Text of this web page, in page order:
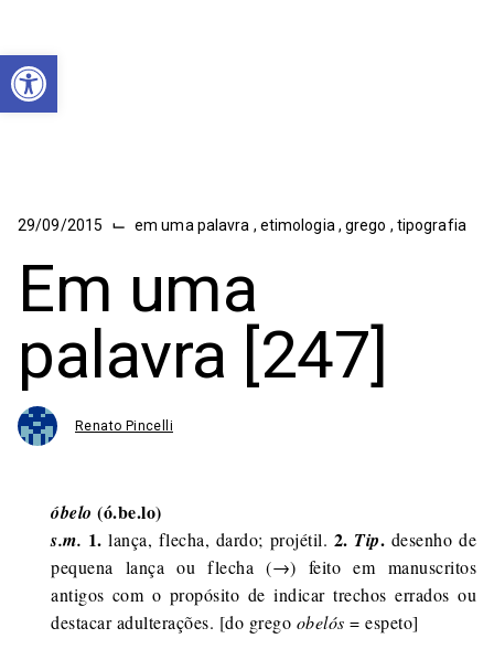
Abrir a barra de ferramentas
29/09/2015 ⌙ em uma palavra , etimologia ,grego , tipografia
Em uma
palavra [247]
Renato Pincelli
óbelo (ó.be.lo)
s.m. 1. lança, flecha, dardo; projétil. 2. Tip. desenho de
pequena lança ou flecha (→) feito em manuscritos
antigos com o propósito de indicar trechos errados ou
destacar adulterações. [do grego obelós = espeto]